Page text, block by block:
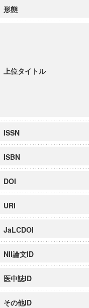
ラム論理と感性の先端的教
形態
上位タイトル
ISSN
ISBN
DOI
URI
JaLCDOI
NII論文ID
医中誌ID
その他ID